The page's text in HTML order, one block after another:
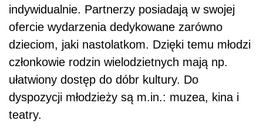
indywidualnie. Partnerzy posiadają w swojej
ofercie wydarzenia dedykowane zarówno
dzieciom, jaki nastolatkom. Dzięki temu młodzi
członkowie rodzin wielodzietnych mają np.
ułatwiony dostęp do dóbr kultury. Do
dyspozycji młodzieży są m.in.: muzea, kina i
teatry.